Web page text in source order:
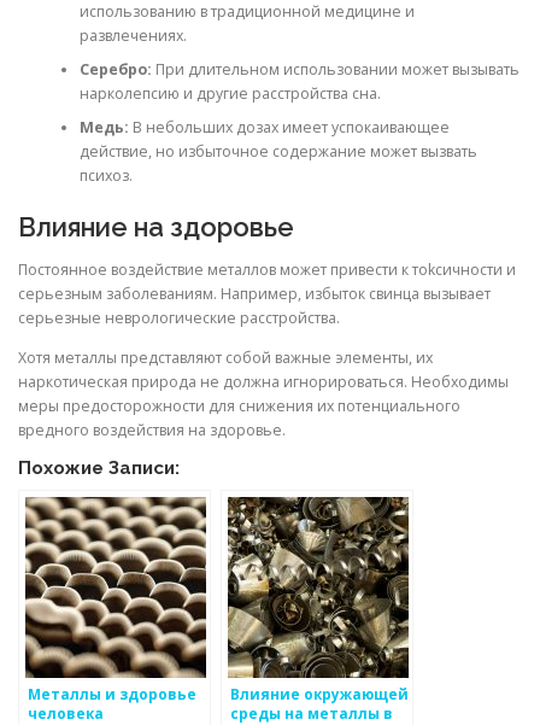
использованию в традиционной медицине и
развлечениях.
Серебро: При длительном использовании может вызывать
нарколепсию и другие расстройства сна.
Медь: В небольших дозах имеет успокаивающее
действие, но избыточное содержание может вызвать
психоз.
Влияние на здоровье
Постоянное воздействие металлов может привести к тokcичности и
серьезным заболеваниям. Например, избыток свинца вызывает
серьезные неврологические расстройства.
Хотя металлы представляют собой важные элементы, их
наркотическая природа не должна игнорироваться. Необходимы
меры предосторожности для снижения их потенциального
вредного воздействия на здоровье.
Похожие Записи:
Металлы и здоровье
человека
Влияние окружающей
среды на металлы в